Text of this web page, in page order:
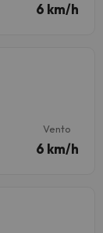
6 km/h
Vento
6 km/h